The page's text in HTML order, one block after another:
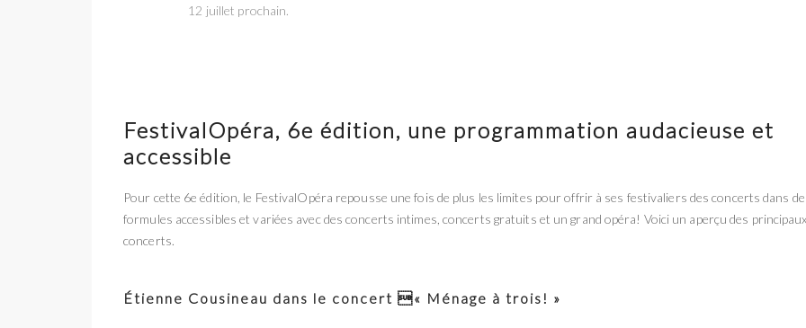
12 juillet prochain.
FestivalOpéra, 6e édition, une programmation audacieuse et
accessible
Pour cette 6e édition, le FestivalOpéra repousse une fois de plus les limites pour offrir à ses festivaliers des concerts dans
formules accessibles et variées avec des concerts intimes, concerts gratuits et un grand opéra! Voici un aperçu des
concerts.
Étienne Cousineau dans le concert « Ménage à trois! »